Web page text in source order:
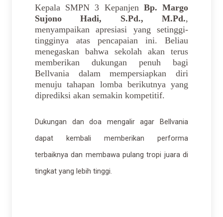
Kepala SMPN 3 Kepanjen Bp. Margo
Sujono Hadi, S.Pd., M.Pd.,
menyampaikan apresiasi yang setinggi-
tingginya atas pencapaian ini. Beliau
menegaskan bahwa sekolah akan terus
memberikan dukungan penuh bagi
Bellvania dalam mempersiapkan diri
menuju tahapan lomba berikutnya yang
diprediksi akan semakin kompetitif.
Dukungan dan doa mengalir agar Bellvania
dapat kembali memberikan performa
terbaiknya dan membawa pulang tropi juara di
tingkat yang lebih tinggi.